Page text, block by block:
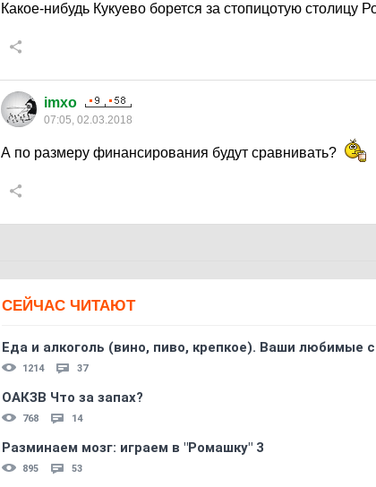
Какое-нибудь Кукуево борется за стопицотую столицу
imxo
07:05, 02.03.2018
А по размеру финансирования будут сравнивать?
СЕЙЧАС ЧИТАЮТ
Еда и алкоголь (вино, пиво, крепкое). Ваши любимые
1214 37
ОАКЗВ Что за запах?
768 14
Разминаем мозг: играем в "Ромашку" 3
895 53